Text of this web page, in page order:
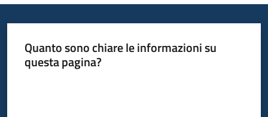
Quanto sono chiare le informazioni su
questa pagina?